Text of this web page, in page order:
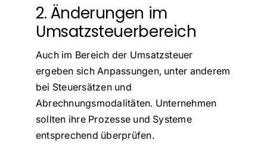
2. Änderungen im
Umsatzsteuerbereich
Auch im Bereich der Umsatzsteuer
ergeben sich Anpassungen, unter anderem
bei Steuersätzen und
Abrechnungsmodalitäten. Unternehmen
sollten ihre Prozesse und Systeme
entsprechend überprüfen.